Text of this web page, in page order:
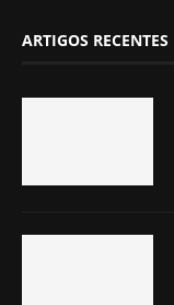
ARTIGOS RECENTES